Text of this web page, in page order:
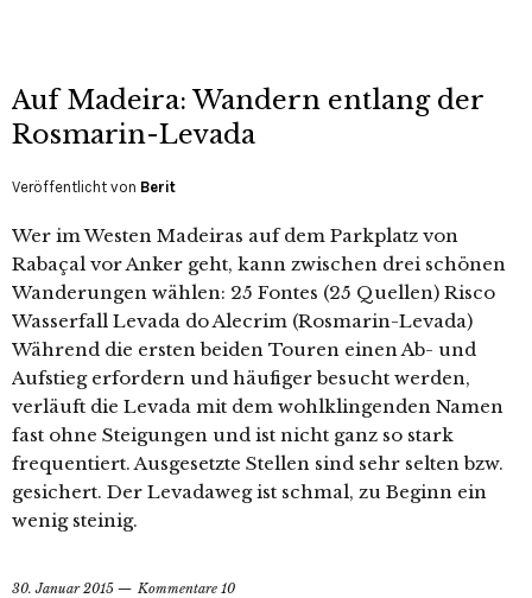
Auf Madeira: Wandern entlang der
Rosmarin-Levada
Veröffentlicht von Berit
Wer im Westen Madeiras auf dem Parkplatz von
Rabaçal vor Anker geht, kann zwischen drei schönen
Wanderungen wählen: 25 Fontes (25 Quellen) Risco
Wasserfall Levada do Alecrim (Rosmarin-Levada)
Während die ersten beiden Touren einen Ab- und
Aufstieg erfordern und häufiger besucht werden,
verläuft die Levada mit dem wohlklingenden Namen
fast ohne Steigungen und ist nicht ganz so stark
frequentiert. Ausgesetzte Stellen sind sehr selten bzw.
gesichert. Der Levadaweg ist schmal, zu Beginn ein
wenig steinig.
30. Januar 2015
Kommentare 10